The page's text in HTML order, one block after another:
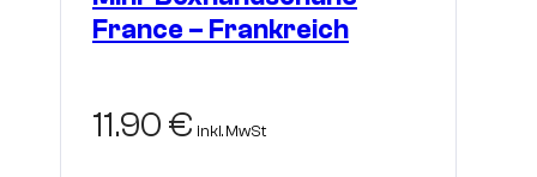
France – Frankreich
11.90 € inkl. MwSt